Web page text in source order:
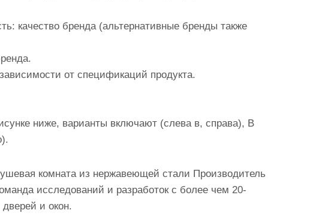
качество бренда (альтернативные бренды также
от спецификаций продукта.
ниже, варианты включают (слева в, справа), B
комната из нержавеющей стали Производитель
исследований и разработок с более чем 20-
и окон.